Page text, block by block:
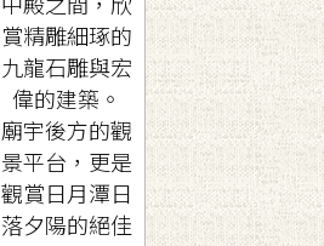
賞精雕細琢的
九龍石雕與宏
偉的建築。
廟宇後方的觀
景平台，更是
觀賞日月潭日
落夕陽的絕佳